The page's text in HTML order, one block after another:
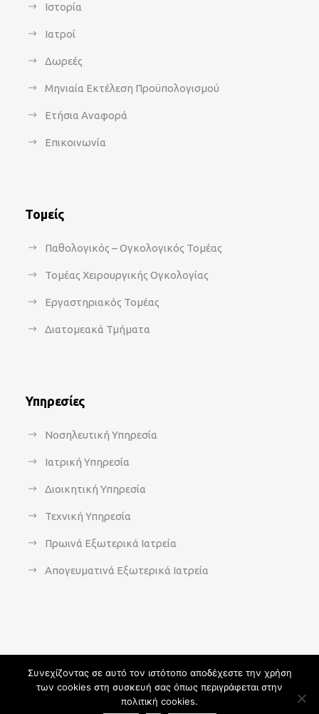
Ιστορία
Ιατροί
Δωρεές
Μηνιαία Εκτέλεση Προϋπολογισμού
Ετήσια Αναφορά
Επικοινωνία
Τομείς
Παθολογικός – Ογκολογικός Τομέας
Τομέας Χειρουργικής Ογκολογίας
Εργαστηριακός Τομέας
Διατομεακά Τμήματα
Υπηρεσίες
Νοσηλευτική Υπηρεσία
Ιατρική Υπηρεσία
Διοικητική Υπηρεσία
Τεχνική Υπηρεσία
Πρωινά Εξωτερικά Ιατρεία
Απογευματινά Εξωτερικά Ιατρεία
Copyright 2021 - agsavvas-hosp.gr - All Rights Reserved | An
Συνεχίζοντας σε αυτό τον ιστότοπο αποδέχεστε την χρήση
των cookies στη συσκευή σας όπως περιγράφεται στην
πολιτική cookies.